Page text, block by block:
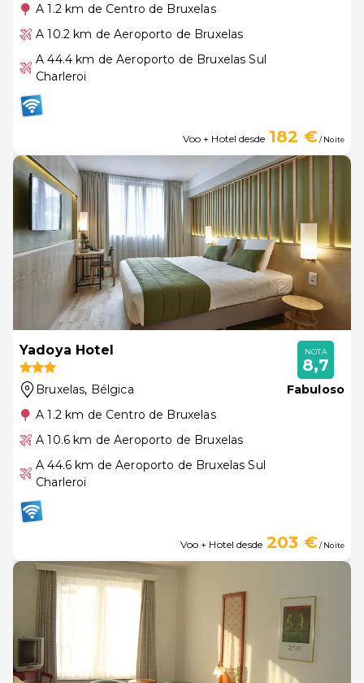
A 1.2 km de Centro de Bruxelas
A 10.2 km de Aeroporto de Bruxelas
A 44.4 km de Aeroporto de Bruxelas Sul
Charleroi
Voo + Hotel desde 182 €/ Noite
Yadoya Hotel
Bruxelas, Bélgica
A 1.2 km de Centro de Bruxelas
A 10.6 km de Aeroporto de Bruxelas
A 44.6 km de Aeroporto de Bruxelas Sul
Charleroi
NOTA
8,7
Fabuloso
Voo + Hotel desde 203 €/ Noite